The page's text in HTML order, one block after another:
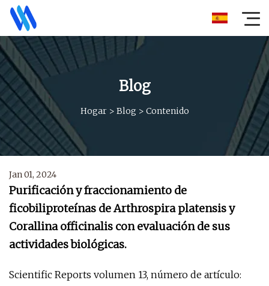
Blog
Hogar> Blog > Contenido
Jan 01, 2024
Purificación y fraccionamiento de
ficobiliproteínas de Arthrospira platensis y
Corallina officinalis con evaluación de sus
actividades biológicas.
Scientific Reports volumen 13, número de artículo: